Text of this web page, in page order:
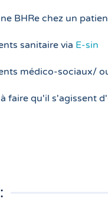
BHRe chez un
sanitaire via E-sin
médico-sociaux/
faire qu'il s'agissent